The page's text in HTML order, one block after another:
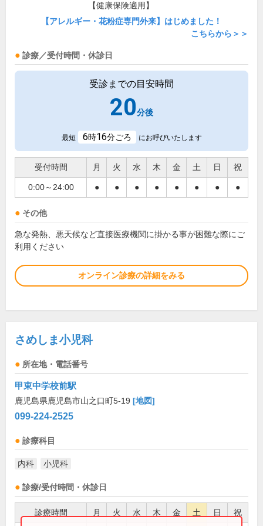
【健康保険適用】
【アレルギー・花粉症専門外来】はじめました！
こちらから＞＞
診療／受付時間・休診日
受診までの目安時間
20分後
最短 6時16分ごろ にお呼びいたします
受付時間 月 火 水 木 金 土 日 祝
0:00～24:00 ● ● ● ● ● ● ● ●
その他
急な発熱、悪天候など直接医療機関に掛かる事が困難な際にご
利用ください
オンライン診療の詳細をみる
さめしま小児科
所在地・電話番号
甲東中学校前駅
鹿児島県鹿児島市山之口町5-19 [地図]
099-224-2525
診療科目
内科 小児科
診療/受付時間・休診日
診療時間 月 火 水 木 金 土 日 祝